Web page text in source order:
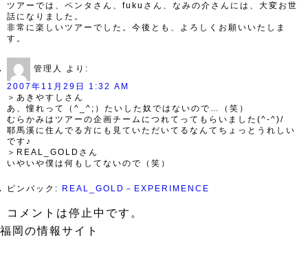
ツアーでは、ペンタさん、fukuさん、なみの介さんには、大変お世
話になりました。
非常に楽しいツアーでした。今後とも、よろしくお願いいたしま
す。
管理人
より:
2007年11月29日 1:32 AM
＞あきやすしさん
あ、憧れって（^_^;）たいした奴ではないので…（笑）
むらかみはツアーの企画チームにつれてってもらいました(^-^)/
耶馬溪に住んでる方にも見ていただいてるなんてちょっとうれしい
です♪
＞REAL_GOLDさん
いやいや僕は何もしてないので（笑）
ピンバック: REAL_GOLD－EXPERIMENCE
コメントは停止中です。
福岡の情報サイト